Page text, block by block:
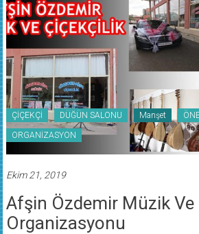
ÇİÇEKÇİ DÜĞÜN SALONU Manşet
ORGANİZASYON
Ekim 21, 2019
Afşin Özdemir Müzik Ve
Organizasyonu